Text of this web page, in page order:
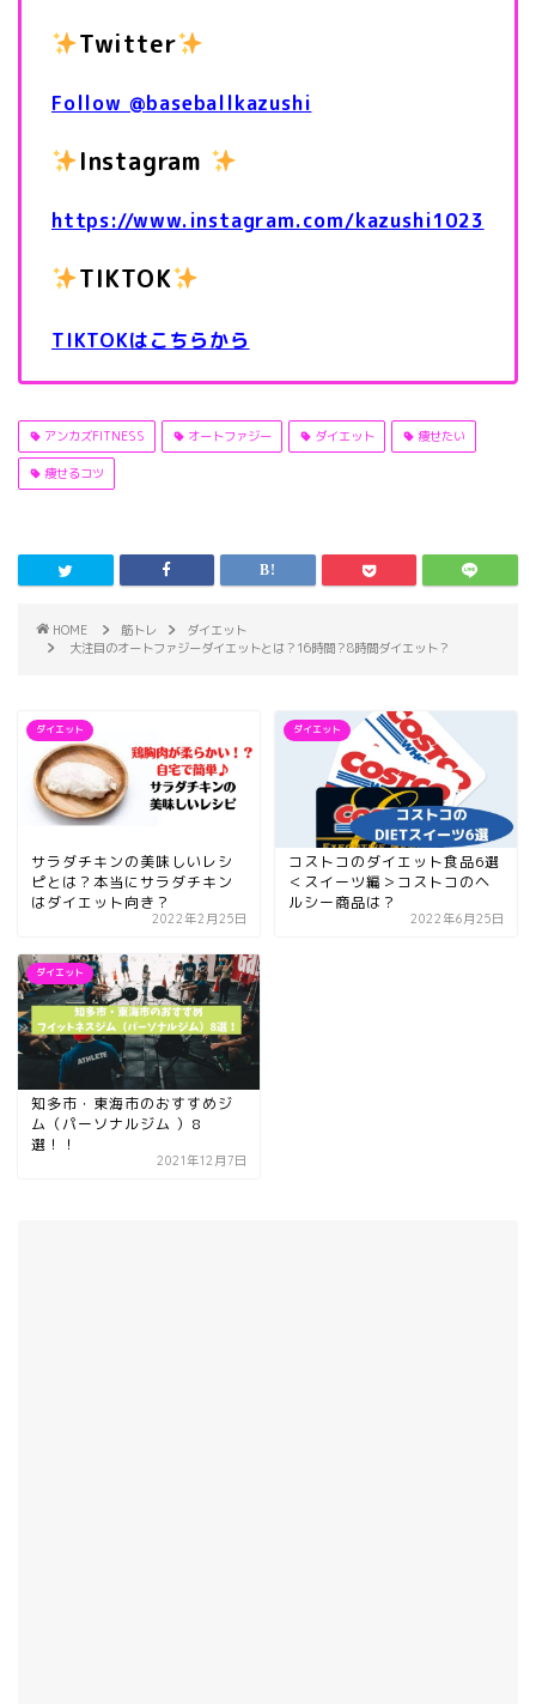
Twitter
Follow @baseballkazushi
Instagram
https://www.instagram.com/kazushi1023
TIKTOK
TIKTOKはこちらから
アンカズFITNESS オートファジー ダイエット 痩せたい
痩せるコツ
HOME 筋トレ
ダイエット
大注目のオートファジーダイエットとは？16時間？8時間ダイエット？
ダイエット
サラダチキンの美味しいレシ
ピとは？本当にサラダチキン
はダイエット向き？
2022年2月25日
ダイエット
コストコのダイエット食品6選
＜スイーツ編＞コストコのヘ
ルシー商品は？
2022年6月25日
ダイエット
知多市・東海市のおすすめジ
ム（パーソナルジム ）8
選！！
2021年12月7日